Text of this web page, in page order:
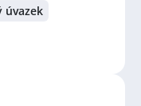
úvazek